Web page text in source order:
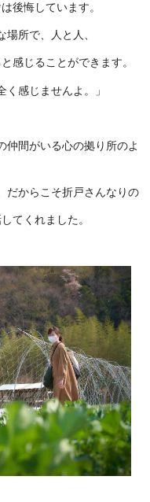
後悔しています。
所で、人と人、
感じることができます。
感じませんよ。」
仲間がいる心の拠り所のよ
だからこそ折戸さんなりの
てくれました。